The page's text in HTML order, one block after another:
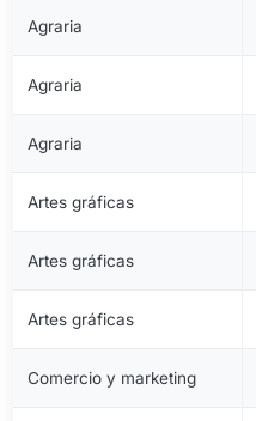
Agraria
Agraria
Agraria
Artes gráficas
Artes gráficas
Artes gráficas
Comercio y marketing